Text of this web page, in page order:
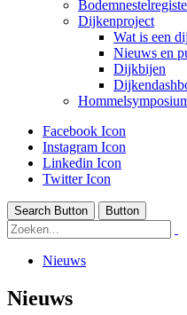
Dijkenproject
Wat is een
Nieuws en
Dijkbijen
Facebook Icon
Instagram Icon
Linkedin Icon
Twitter Icon
Search Button Button
Nieuws
Nieuws